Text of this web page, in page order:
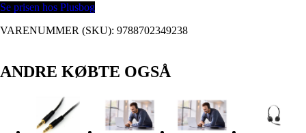
Se prisen hos Plusbog
VARENUMMER (SKU): 9788702349238
ANDRE KØBTE OGSÅ